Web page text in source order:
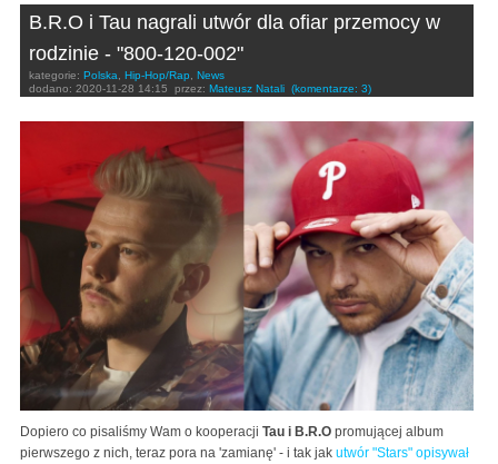
B.R.O i Tau nagrali utwór dla ofiar przemocy w
rodzinie - "800-120-002"
kategorie: Polska Hip-Hop/Rap
News
dodano: 2020-11-28 14:15 przez: Mateusz Natali (komentarze: 3)
Dopiero co pisaliśmy Wam o kooperacji Tau i B.R.O promującej album
pierwszego z nich, teraz pora na 'zamianę' - i tak jak utwór "Stars" opisywał